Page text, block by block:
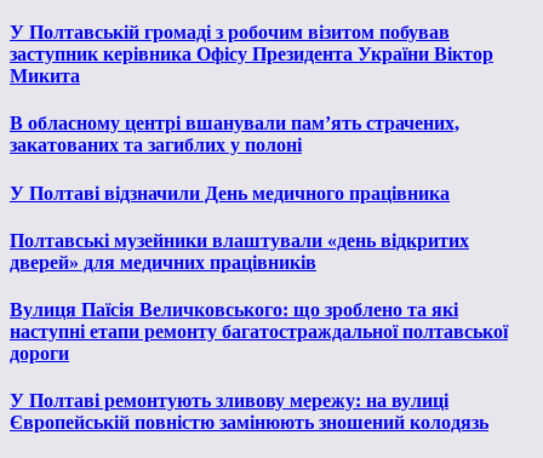
У Полтавській громаді з робочим візитом побував
заступник керівника Офісу Президента України Віктор
Микита
В обласному центрі вшанували пам’ять страчених,
закатованих та загиблих у полоні
У Полтаві відзначили День медичного працівника
Полтавські музейники влаштували «день відкритих
дверей» для медичних працівників
Вулиця Паїсія Величковського: що зроблено та які
наступні етапи ремонту багатостраждальної полтавської
дороги
У Полтаві ремонтують зливову мережу: на вулиці
Європейській повністю замінюють зношений колодязь